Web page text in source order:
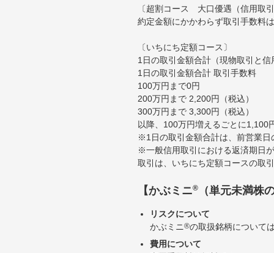
〔超割コース 大口優遇（信用取
約定金額にかかわらず取引手数料
〔いちにち定額コース〕
1日の取引金額合計（現物取引と
1日の取引金額合計 取引手数料
100万円まで0円
200万円まで 2,200円（税込）
300万円まで 3,300円（税込）
以降、100万円増えるごとに1,100
※1日の取引金額合計は、前営業日
※一般信用取引における返済期日
取引は、いちにち定額コースの取
【かぶミニ® （単元未満株
リスクについて
かぶミニ®の取扱銘柄について
費用について